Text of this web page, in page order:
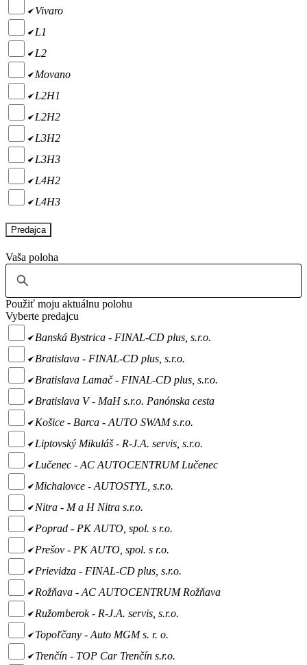
Vivaro
L1
L2
Movano
L2H1
L2H2
L3H2
L3H3
L4H2
L4H3
Predajca
Vaša poloha
Použiť moju aktuálnu polohu
Vyberte predajcu
Banská Bystrica - FINAL-CD plus, s.r.o.
Bratislava - FINAL-CD plus, s.r.o.
Bratislava Lamač - FINAL-CD plus, s.r.o.
Bratislava V - MaH s.r.o. Panónska cesta
Košice - Barca - AUTO SWAM s.r.o.
Liptovský Mikuláš - R-J.A. servis, s.r.o.
Lučenec - AC AUTOCENTRUM Lučenec
Michalovce - AUTOSTYL, s.r.o.
Nitra - M a H Nitra s.r.o.
Poprad - PK AUTO, spol. s r.o.
Prešov - PK AUTO, spol. s r.o.
Prievidza - FINAL-CD plus, s.r.o.
Rožňava - AC AUTOCENTRUM Rožňava
Ružomberok - R-J.A. servis, s.r.o.
Topoľčany - Auto MGM s. r. o.
Trenčín - TOP Car Trenčín s.r.o.